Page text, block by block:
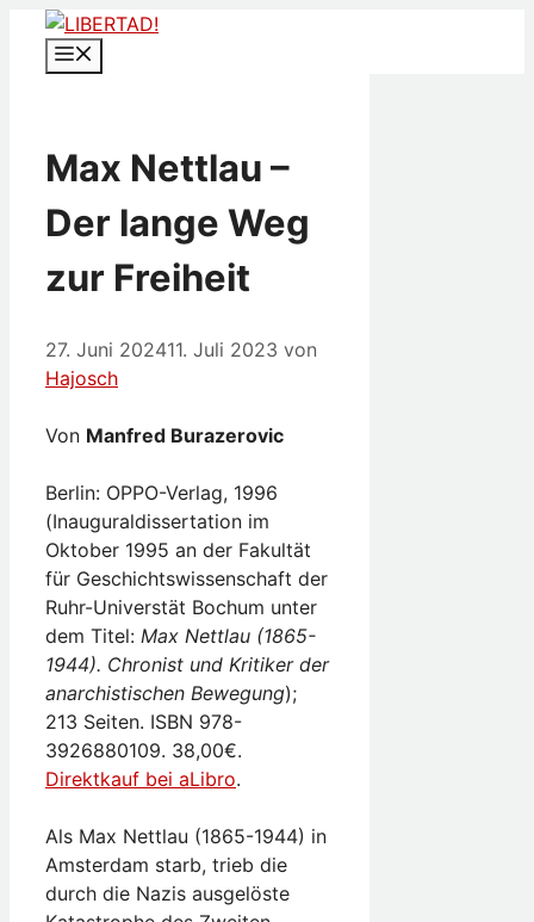
Zum
Inhalt
springen
Max Nettlau –
Der lange Weg
zur Freiheit
27. Juni 202411. Juli 2023 von
Hajosch
Von Manfred Burazerovic
Berlin: OPPO-Verlag, 1996
(Inauguraldissertation im
Oktober 1995 an der Fakultät
für Geschichtswissenschaft der
Ruhr-Universtät Bochum unter
dem Titel: Max Nettlau (1865-
1944). Chronist und Kritiker der
anarchistischen Bewegung);
213 Seiten. ISBN 978-
3926880109. 38,00€.
Direktkauf bei aLibro.
Als Max Nettlau (1865­-1944) in
Amsterdam starb, trieb die
durch die Nazis ausgelöste